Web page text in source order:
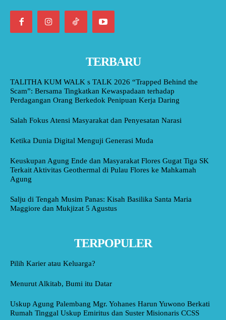
TERBARU
TALITHA KUM WALK s TALK 2026 “Trapped Behind the
Scam”: Bersama Tingkatkan Kewaspadaan terhadap
Perdagangan Orang Berkedok Penipuan Kerja Daring
Salah Fokus Atensi Masyarakat dan Penyesatan Narasi
Ketika Dunia Digital Menguji Generasi Muda
Keuskupan Agung Ende dan Masyarakat Flores Gugat Tiga SK
Terkait Aktivitas Geothermal di Pulau Flores ke Mahkamah
Agung
Salju di Tengah Musim Panas: Kisah Basilika Santa Maria
Maggiore dan Mukjizat 5 Agustus
TERPOPULER
Pilih Karier atau Keluarga?
Menurut Alkitab, Bumi itu Datar
Uskup Agung Palembang Mgr. Yohanes Harun Yuwono Berkati
Rumah Tinggal Uskup Emiritus dan Suster Misionaris CCSS